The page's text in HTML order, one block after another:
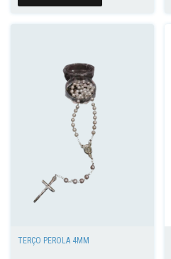
TERÇO PÉROLA 4MM